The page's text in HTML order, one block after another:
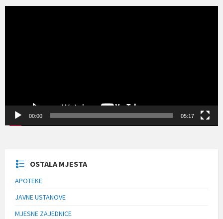
00:00 05:17
OSTALA MJESTA
APOTEKE
JAVNE USTANOVE
MJESNE ZAJEDNICE